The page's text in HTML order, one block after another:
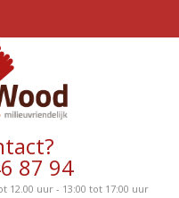
87 94
12.00 uur - 13:00 tot 17:00 uur